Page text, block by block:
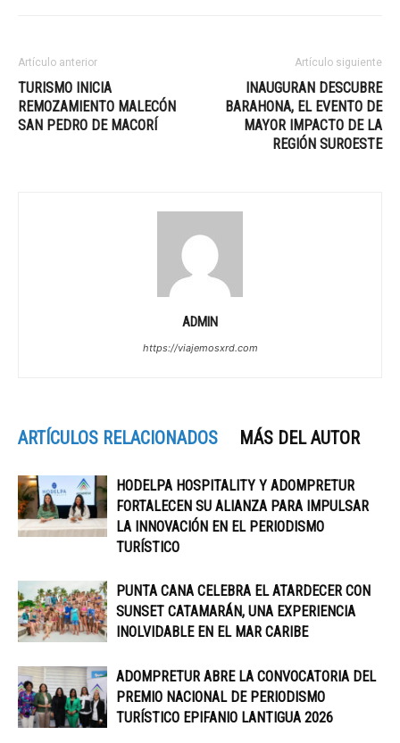
Artículo anterior
TURISMO INICIA
REMOZAMIENTO MALECÓN
SAN PEDRO DE MACORÍ
Artículo siguiente
INAUGURAN DESCUBRE
BARAHONA, EL EVENTO DE
MAYOR IMPACTO DE LA
REGIÓN SUROESTE
ADMIN
https://viajemosxrd.com
ARTÍCULOS RELACIONADOS MÁS DEL AUTOR
HODELPA HOSPITALITY Y ADOMPRETUR
FORTALECEN SU ALIANZA PARA IMPULSAR
LA INNOVACIÓN EN EL PERIODISMO
TURÍSTICO
PUNTA CANA CELEBRA EL ATARDECER CON
SUNSET CATAMARÁN, UNA EXPERIENCIA
INOLVIDABLE EN EL MAR CARIBE
ADOMPRETUR ABRE LA CONVOCATORIA DEL
PREMIO NACIONAL DE PERIODISMO
TURÍSTICO EPIFANIO LANTIGUA 2026